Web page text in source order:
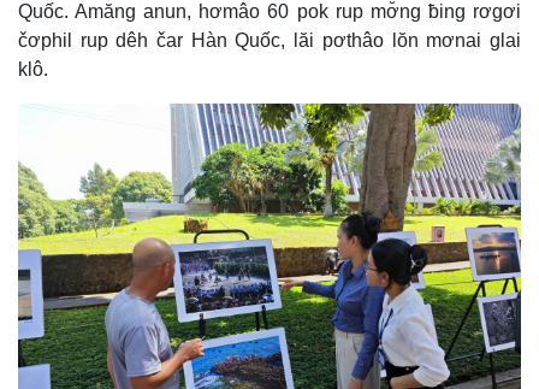
Quốc. Amăng anun, hơmâo 60 pok rup mơ̆ng ƀing rơgơi
čơphil rup dêh čar Hàn Quốc, lăi pơthâo lŏn mơnai glai
klô.